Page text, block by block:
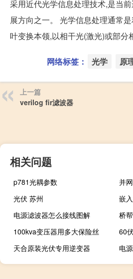
采用近代光学信息处理技术,是当
展方向之一。 光学信息处理通常
叶变换本领,以相干光(激光)或部分
网络标签： 光学 原
上一篇
verilog fir滤波器
相关问题
p781光耦参数
并
光伏 苏州
嵌
电源滤波器怎么接线图解
桥帮
100kva变压器用多大保险丝
60
天合原装光伏专用逆变器
电